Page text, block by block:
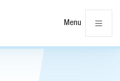
Menu